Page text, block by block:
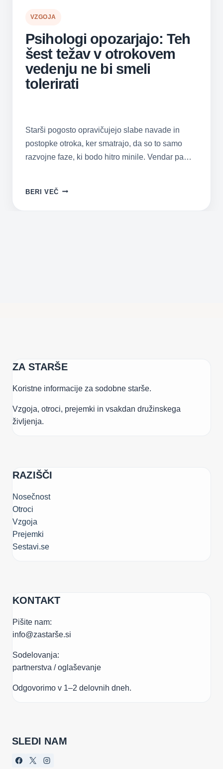
VZGOJA
Psihologi opozarjajo: Teh
šest težav v otrokovem
vedenju ne bi smeli
tolerirati
Starši pogosto opravičujejo slabe navade in
postopke otroka, ker smatrajo, da so to samo
razvojne faze, ki bodo hitro minile. Vendar pa…
BERI VEČ PSIHOLOGI
TEH
ZA STARŠE
Koristne informacije za sodobne starše.
Vzgoja, otroci, prejemki in vsakdan družinskega
življenja.
RAZIŠČI
Nosečnost
Otroci
Vzgoja
Prejemki
Sestavi.se
KONTAKT
Pišite nam:
info@zastarše.si
Sodelovanja:
partnerstva / oglaševanje
Odgovorimo v 1–2 delovnih dneh.
SLEDI NAM